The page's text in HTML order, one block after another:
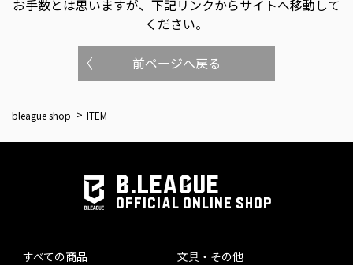
お手数とは思いますが、下記リンクからサイトへ移動して
ください。
前ページへ戻る
bleague shop ITEM
B.LEAGUE
OFFICIAL ONLINE SHOP
すべての商品
文具・その他